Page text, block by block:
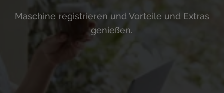
Maschine registrieren und Vorteile und Extras
genießen.